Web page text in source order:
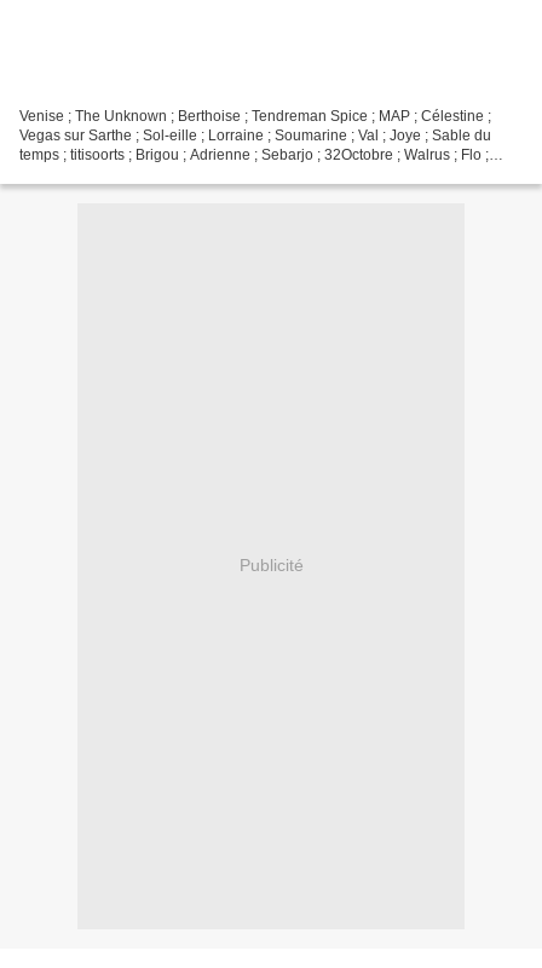
Venise ; The Unknown ; Berthoise ; Tendreman Spice ; MAP ; Célestine ;
Vegas sur Sarthe ; Sol-eille ; Lorraine ; Soumarine ; Val ; Joye ; Sable du
temps ; titisoorts ; Brigou ; Adrienne ; Sebarjo ; 32Octobre ; Walrus ; Flo ;
Publicité